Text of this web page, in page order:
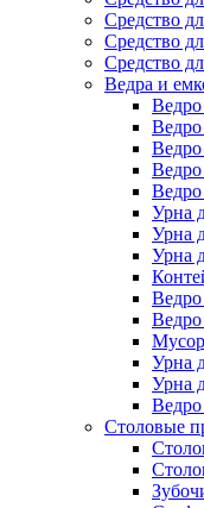
Средство
Средство
Средство
Ведра и
Ведро
Урна
Урна
Урна
Ведро
Урна
Урна
Ведро
Столовые